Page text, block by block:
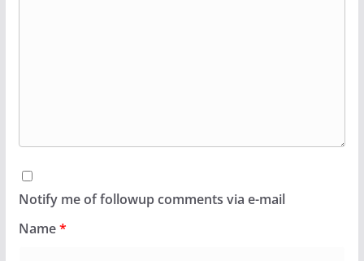
Notify me of followup comments via e-mail
Name*